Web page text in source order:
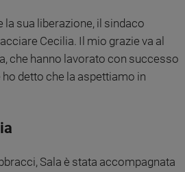
sua liberazione, il sindaco
Cecilia. Il mio grazie va al
che hanno lavorato con successo
detto che la aspettiamo in
Sala è stata accompagnata